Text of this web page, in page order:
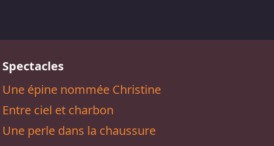
Spectacles
Une épine nommée Christine
Entre ciel et charbon
Une perle dans la chaussure